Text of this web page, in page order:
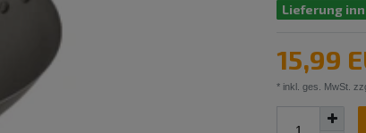
Lieferung
15,99
* inkl. ges. MwSt.